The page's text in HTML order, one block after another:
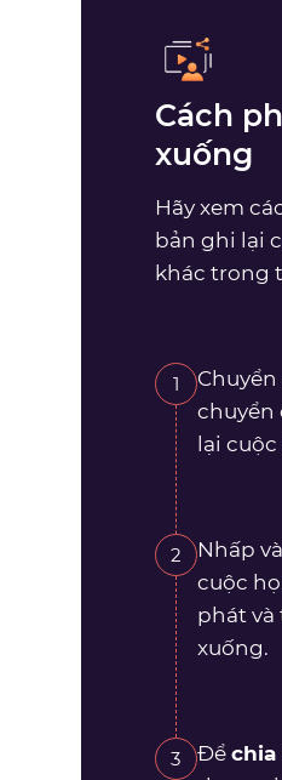
Cách
xuống
Hãy xem
bản ghi lại
khác trong
1
chuyển
lại
2 Nhấp
cuộc
phát và
xuống.
3 Để chia